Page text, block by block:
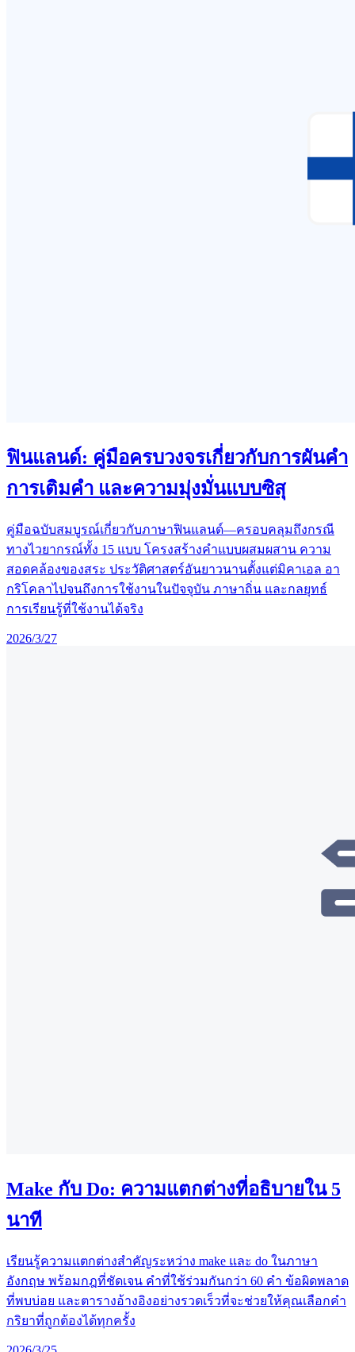
ฟินแลนด์: คู่มือครบวงจรเกี่ยวกับการผันคำ
การเติมคำ และความมุ่งมั่นแบบซิสุ
คู่มือฉบับสมบูรณ์เกี่ยวกับภาษาฟินแลนด์—ครอบคลุมถึงกรณี
ทางไวยากรณ์ทั้ง 15 แบบ โครงสร้างคำแบบผสมผสาน ความ
สอดคล้องของสระ ประวัติศาสตร์อันยาวนานตั้งแต่มิคาเอล อา
กริโคลาไปจนถึงการใช้งานในปัจจุบัน ภาษาถิ่น และกลยุทธ์
การเรียนรู้ที่ใช้งานได้จริง
2026/3/27
Make กับ Do: ความแตกต่างที่อธิบายใน 5
นาที
เรียนรู้ความแตกต่างสำคัญระหว่าง make และ do ในภาษา
อังกฤษ พร้อมกฎที่ชัดเจน คำที่ใช้ร่วมกันกว่า 60 คำ ข้อผิดพลาด
ที่พบบ่อย และตารางอ้างอิงอย่างรวดเร็วที่จะช่วยให้คุณเลือกคำ
กริยาที่ถูกต้องได้ทุกครั้ง